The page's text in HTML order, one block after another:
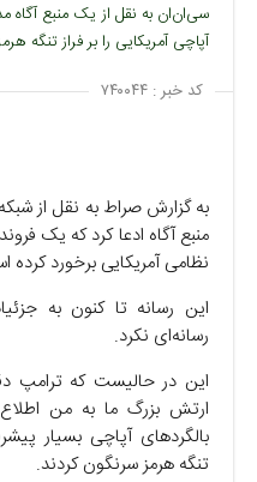
سی‌ان‌ان به نقل از یک منبع آگاه
آپاچی آمریکایی را بر فراز تنگه
کد خبر : ۷۴۰۰۴۴
به گزارش صراط به نقل از
منبع آگاه ادعا کرد که یک
نظامی آمریکایی برخورد کرده
این رسانه تا کنون به
رسانه‌ای نکرد.
این در حالیست که ترامپ
ارتش بزرگ ما به من
بالگرد‌های آپاچی بسیار
تنگه هرمز سرنگون کردند.